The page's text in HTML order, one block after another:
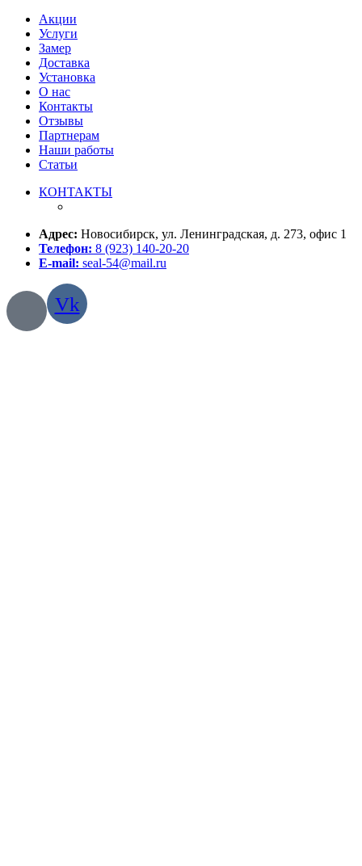
Акции
Услуги
Замер
Доставка
Установка
О нас
Контакты
Отзывы
Партнерам
Наши работы
Статьи
КОНТАКТЫ
Адрес: Новосибирск, ул. Ленинградская, д. 273, офис 1
Телефон: 8 (923) 140-20-20
E-mail: seal-54@mail.ru
Vk